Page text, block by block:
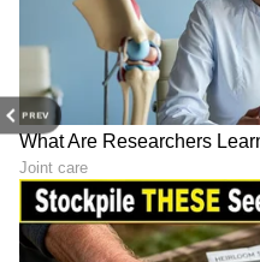
PREV
Image Credit :Kishen Bilagali
ಪಿಸಿಸಿಎಫ್‌ ಪ್ರತಿಕ್ರಿಯೆ